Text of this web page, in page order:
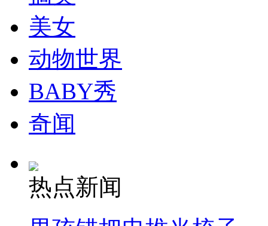
纽约上演“枕头大战”
司机酒驾遇交警 急速倒车逃窜
美女
动物世界
BABY秀
奇闻
热点新闻